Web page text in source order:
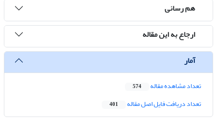
هم رسانی
ارجاع به این مقاله
آمار
تعداد مشاهده مقاله 574
تعداد دریافت فایل اصل مقاله 401